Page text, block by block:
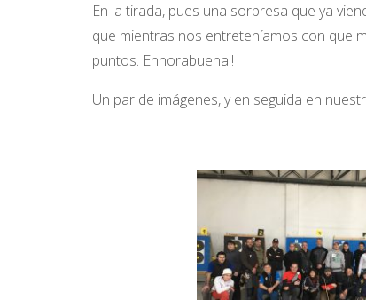
En la tirada, pues una sorpresa que ya
que mientras nos entreteníamos con que
puntos. Enhorabuena!!
Un par de imágenes, y en seguida en